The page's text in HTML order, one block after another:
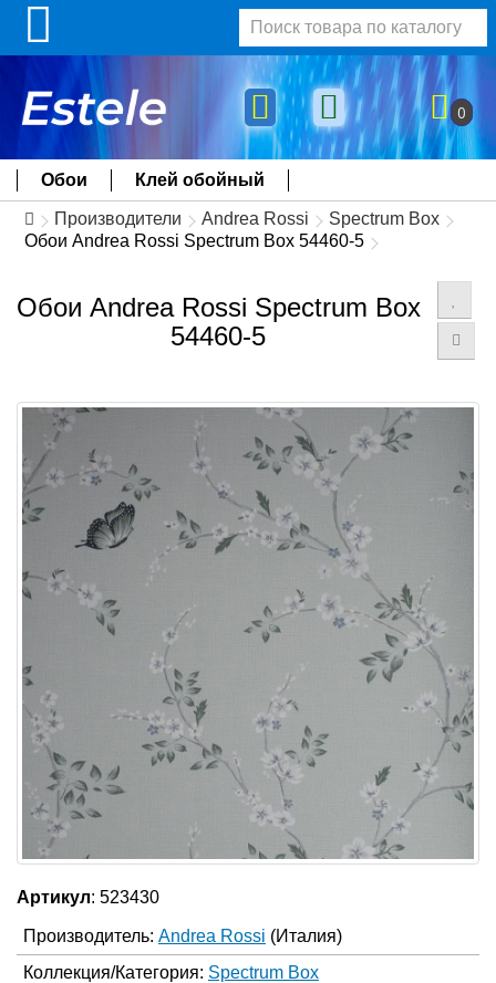
0
Обои Клей обойный
Производители Andrea Rossi
Spectrum Box
Обои Andrea Rossi Spectrum Box 54460-5
Обои Andrea Rossi Spectrum Box
54460-5
Артикул: 523430
Производитель: Andrea Rossi (Италия)
Коллекция/Категория: Spectrum Box